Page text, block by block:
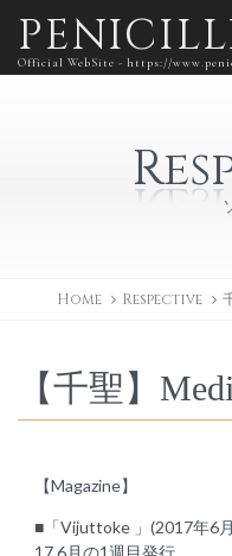
Official WebSite - https://
Home Respective
【千聖】
【Magazine】
■「Vijuttoke 」(2017年6
17.6月の1週目発行